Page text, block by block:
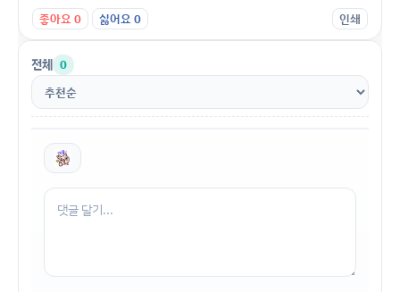
좋아요 0 싫어요 0 인쇄
전체 0